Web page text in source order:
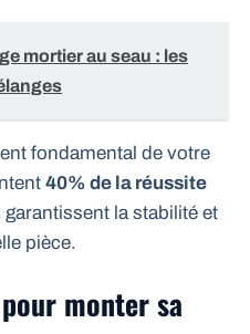
mortier au seau : les
fondamental de votre
40% de la réussite
garantissent la stabilité et
pièce.
monter sa